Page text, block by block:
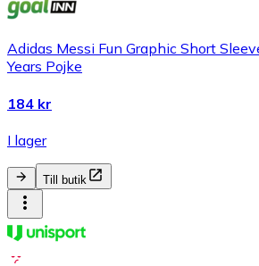
Adidas Messi Fun Graphic Short
Years Pojke
184 kr
I lager
Till butik